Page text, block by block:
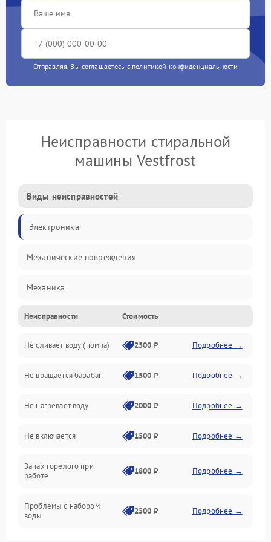
Отправляя, Вы соглашаетесь с политикой конфиденциальности
Неисправности стиральной
машины Vestfrost
Виды неисправностей
Электроника
Механические повреждения
Механика
Электропитание
Водоснабжение
Слив
Программное обеспечение
Неисправности Стоимость
Не сливает воду (помпа) 2500 ₽ Подробнее →
Не вращается барабан 1500 ₽ Подробнее →
Не нагревает воду 2000 ₽ Подробнее →
Не включается 1500 ₽ Подробнее →
Запах горелого при
работе
1800 ₽ Подробнее →
Проблемы с набором
воды
2500 ₽ Подробнее →